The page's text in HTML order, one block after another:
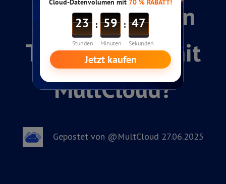
Daten zwischen
Team-Clouds mit
MultCloud?
Gepostet von @MultCloud 27.06.2025